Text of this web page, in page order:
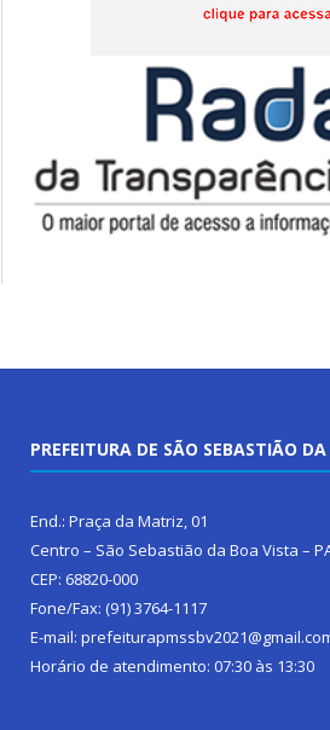
PREFEITURA DE SÃO SEBASTIÃO
End.: Praça da Matriz, 01
Centro – São Sebastião da Boa Vista –
CEP: 68820-000
Fone/Fax: (91) 3764-1117
E-mail:
Horário de atendimento: 07:30 às 13:30